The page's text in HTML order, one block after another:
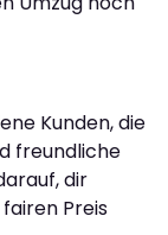
Kunden, die
freundliche
dir
Preis